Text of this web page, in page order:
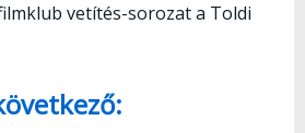
vetítés-sorozat a Toldi